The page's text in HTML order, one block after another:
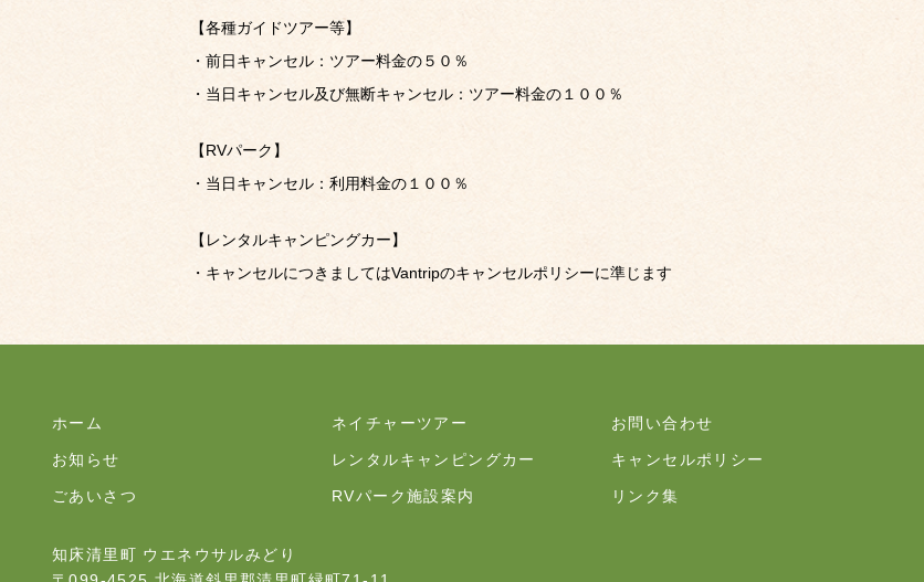
【各種ガイドツアー等】
・前日キャンセル：ツアー料金の５０％
・当日キャンセル及び無断キャンセル：ツアー料金の１００％
【RVパーク】
・当日キャンセル：利用料金の１００％
【レンタルキャンピングカー】
・キャンセルにつきましてはVantripのキャンセルポリシーに準じます
ホーム
お知らせ
ごあいさつ
ネイチャーツアー
レンタルキャンピングカー
RVパーク施設案内
お問い合わせ
キャンセルポリシー
リンク集
知床清里町 ウエネウサルみどり